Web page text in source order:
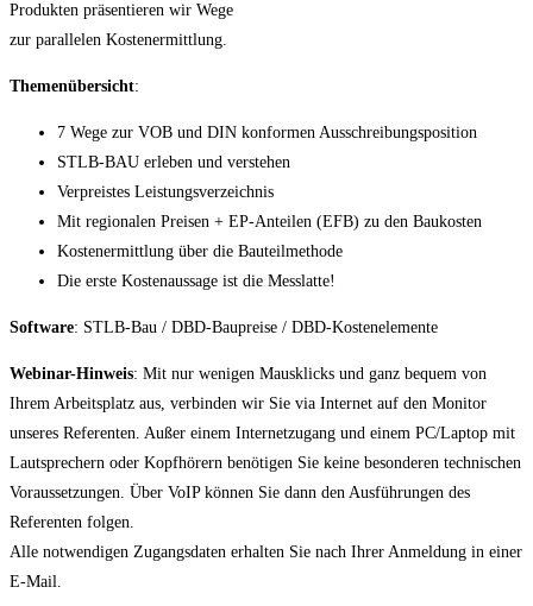
Produkten präsentieren wir Wege
zur parallelen Kostenermittlung.
Themenübersicht:
7 Wege zur VOB und DIN konformen Ausschreibungsposition
STLB-BAU erleben und verstehen
Verpreistes Leistungsverzeichnis
Mit regionalen Preisen + EP-Anteilen (EFB) zu den Baukosten
Kostenermittlung über die Bauteilmethode
Die erste Kostenaussage ist die Messlatte!
Software: STLB-Bau / DBD-Baupreise / DBD-Kostenelemente
Webinar-Hinweis: Mit nur wenigen Mausklicks und ganz bequem von
Ihrem Arbeitsplatz aus, verbinden wir Sie via Internet auf den Monitor
unseres Referenten. Außer einem Internetzugang und einem PC/Laptop mit
Lautsprechern oder Kopfhörern benötigen Sie keine besonderen technischen
Voraussetzungen. Über VoIP können Sie dann den Ausführungen des
Referenten folgen.
Alle notwendigen Zugangsdaten erhalten Sie nach Ihrer Anmeldung in einer
E-Mail.